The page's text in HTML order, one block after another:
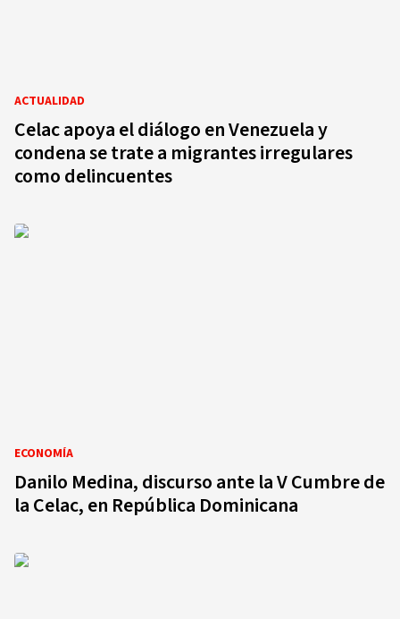
ACTUALIDAD
Celac apoya el diálogo en Venezuela y
condena se trate a migrantes irregulares
como delincuentes
ECONOMÍA
Danilo Medina, discurso ante la V Cumbre de
la Celac, en República Dominicana